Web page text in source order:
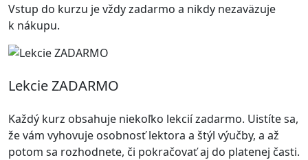
Vstup do kurzu je vždy zadarmo a nikdy nezaväzuje
k nákupu.
Lekcie ZADARMO
Každý kurz obsahuje niekoľko lekcií zadarmo. Uistíte sa,
že vám vyhovuje osobnosť lektora a štýl výučby, a až
potom sa rozhodnete, či pokračovať aj do platenej časti.